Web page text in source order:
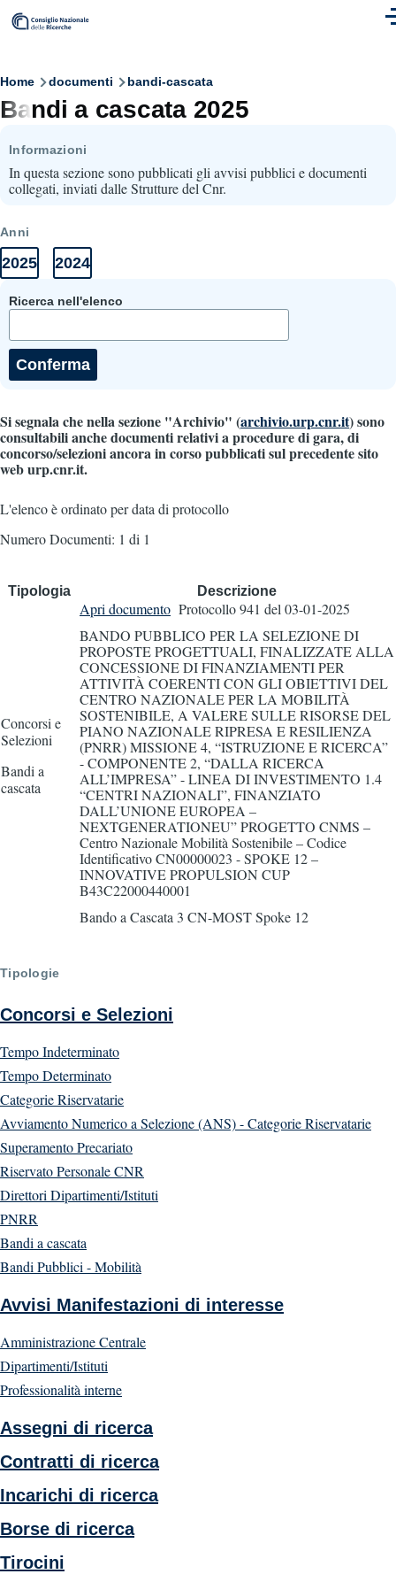
Skip to main content
Breadcrumb
Home documenti bandi-cascata
Bandi a cascata 2025
Informazioni
In questa sezione sono pubblicati gli avvisi pubblici e documenti
collegati, inviati dalle Strutture del Cnr.
Anni
Anni
Documenti
Elenco
2025
2025
Elenco
2024
2024
Ricerca nell'elenco
Si segnala che nella sezione "Archivio" (archivio.urp.cnr.it) sono
consultabili anche documenti relativi a procedure di gara, di
concorso/selezioni ancora in corso pubblicati sul precedente sito
web urp.cnr.it.
L'elenco è ordinato per data di protocollo
Numero Documenti: 1 di 1
Tipologia Descrizione
Concorsi e
Selezioni
Bandi a
cascata
Apri documento Protocollo 941 del 03-01-2025
BANDO PUBBLICO PER LA SELEZIONE DI
PROPOSTE PROGETTUALI, FINALIZZATE ALLA
CONCESSIONE DI FINANZIAMENTI PER
ATTIVITÀ COERENTI CON GLI OBIETTIVI DEL
CENTRO NAZIONALE PER LA MOBILITÀ
SOSTENIBILE, A VALERE SULLE RISORSE DEL
PIANO NAZIONALE RIPRESA E RESILIENZA
(PNRR) MISSIONE 4, “ISTRUZIONE E RICERCA”
- COMPONENTE 2, “DALLA RICERCA
ALL’IMPRESA” - LINEA DI INVESTIMENTO 1.4
“CENTRI NAZIONALI”, FINANZIATO
DALL’UNIONE EUROPEA –
NEXTGENERATIONEU” PROGETTO CNMS –
Centro Nazionale Mobilità Sostenibile – Codice
Identificativo CN00000023 - SPOKE 12 –
INNOVATIVE PROPULSION CUP
B43C22000440001
Bando a Cascata 3 CN-MOST Spoke 12
Tipologie
Concorsi e Selezioni
Tempo Indeterminato
Tempo Determinato
Categorie Riservatarie
Avviamento Numerico a Selezione (ANS) - Categorie Riservatarie
Superamento Precariato
Riservato Personale CNR
Direttori Dipartimenti/Istituti
PNRR
Bandi a cascata
Bandi Pubblici - Mobilità
Avvisi Manifestazioni di interesse
Amministrazione Centrale
Dipartimenti/Istituti
Professionalità interne
Assegni di ricerca
Contratti di ricerca
Incarichi di ricerca
Borse di ricerca
Tirocini